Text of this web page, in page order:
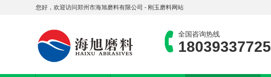
您好，欢迎访问郑州市海旭磨料有限公司 - 刚玉磨料网站
全国咨询热线
18039337725